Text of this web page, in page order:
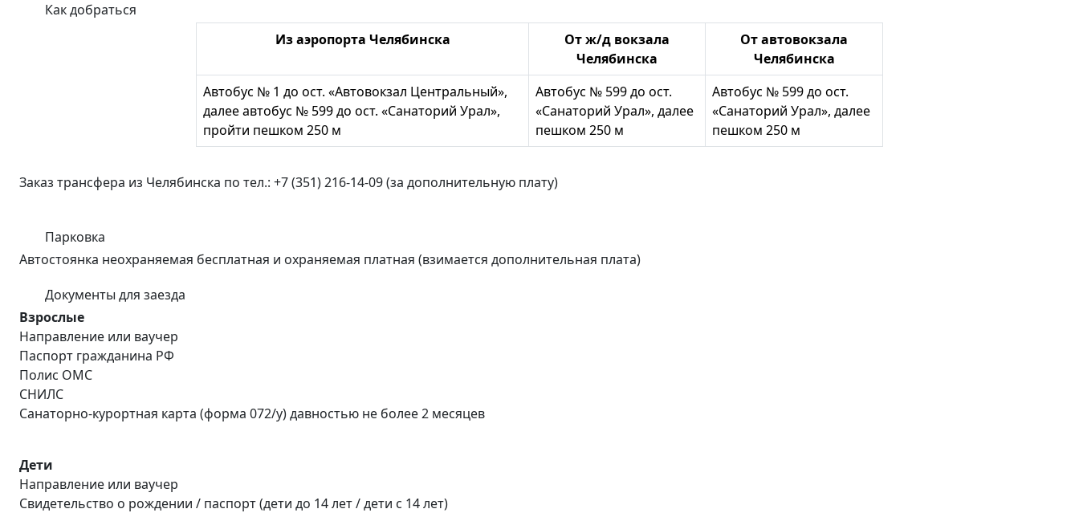
Как добраться
Из аэропорта Челябинска
От ж/д вокзала
Челябинска
От автовокзала
Челябинска
Автобус № 1 до ост. «Автовокзал Центральный»,
далее автобус № 599 до ост. «Санаторий Урал»,
пройти пешком 250 м
Автобус № 599 до ост.
«Санаторий Урал», далее
пешком 250 м
Автобус № 599 до ост.
«Санаторий Урал», далее
пешком 250 м
Заказ трансфера из Челябинска по тел.: +7 (351) 216-14-09 (за дополнительную плату)
Парковка
Автостоянка неохраняемая бесплатная и охраняемая платная (взимается дополнительная плата)
Документы для заезда
Взрослые
Направление или ваучер
Паспорт гражданина РФ
Полис ОМС
СНИЛС
Санаторно-курортная карта (форма 072/у) давностью не более 2 месяцев
Дети
Направление или ваучер
Свидетельство о рождении / паспорт (дети до 14 лет / дети с 14 лет)